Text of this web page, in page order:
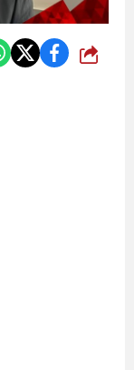
شارك